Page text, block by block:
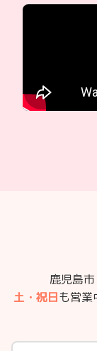
鹿児島
土・祝日も営業